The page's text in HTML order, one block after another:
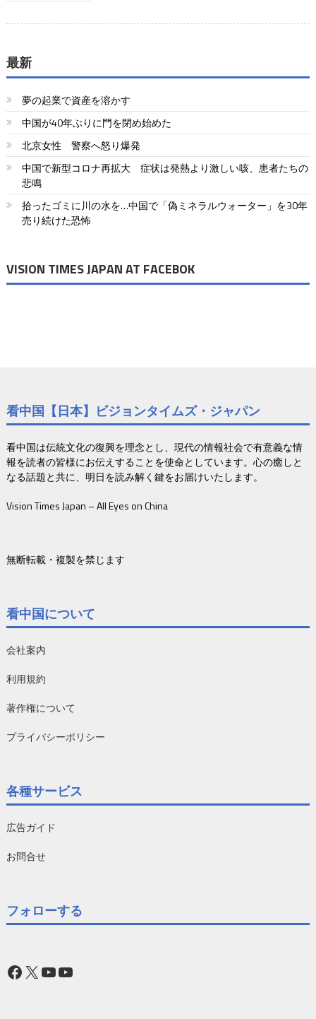
最新
夢の起業で資産を溶かす
中国が40年ぶりに門を閉め始めた
北京女性 警察へ怒り爆発
中国で新型コロナ再拡大 症状は発熱より激しい咳、患者たちの
悲鳴
拾ったゴミに川の水を…中国で「偽ミネラルウォーター」を30年
売り続けた恐怖
VISION TIMES JAPAN AT FACEBOK
看中国【日本】ビジョンタイムズ・ジャパン
看中国は伝統文化の復興を理念とし、現代の情報社会で有意義な情
報を読者の皆様にお伝えすることを使命としています。心の癒しと
なる話題と共に、明日を読み解く鍵をお届けいたします。
Vision Times Japan – All Eyes on China
無断転載・複製を禁じます
看中国について
会社案内
利用規約
著作権について
プライバシーポリシー
各種サービス
広告ガイド
お問合せ
フォローする
Facebook
X YouTube
YouTube